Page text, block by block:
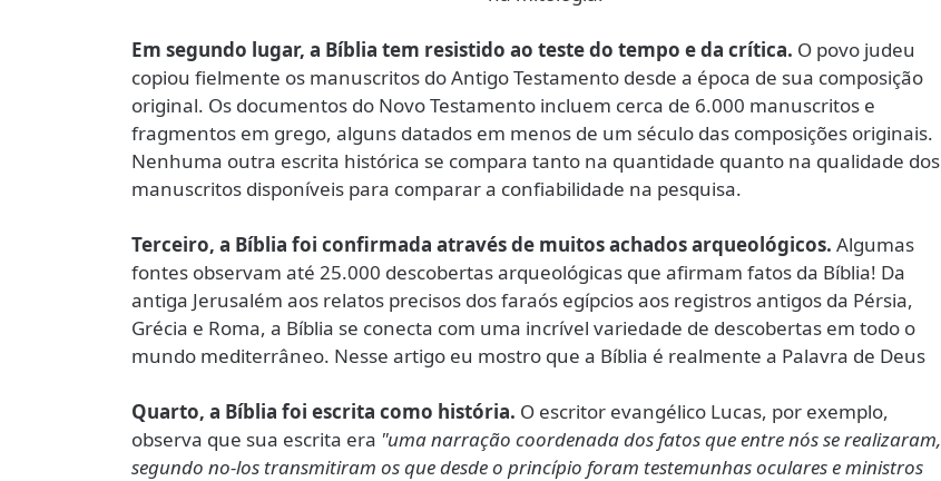
Em segundo lugar, a Bíblia tem resistido ao teste do tempo e da crítica. O povo judeu
copiou fielmente os manuscritos do Antigo Testamento desde a época de sua composição
original. Os documentos do Novo Testamento incluem cerca de 6.000 manuscritos e
fragmentos em grego, alguns datados em menos de um século das composições originais.
Nenhuma outra escrita histórica se compara tanto na quantidade quanto na qualidade dos
manuscritos disponíveis para comparar a confiabilidade na pesquisa.
Terceiro, a Bíblia foi confirmada através de muitos achados arqueológicos. Algumas
fontes observam até 25.000 descobertas arqueológicas que afirmam fatos da Bíblia! Da
antiga Jerusalém aos relatos precisos dos faraós egípcios aos registros antigos da Pérsia,
Grécia e Roma, a Bíblia se conecta com uma incrível variedade de descobertas em todo o
mundo mediterrâneo. Nesse artigo eu mostro que a Bíblia é realmente a Palavra de Deus
Quarto, a Bíblia foi escrita como história. O escritor evangélico Lucas, por exemplo,
observa que sua escrita era "uma narração coordenada dos fatos que entre nós se realizaram,
segundo no-los transmitiram os que desde o princípio foram testemunhas oculares e ministros